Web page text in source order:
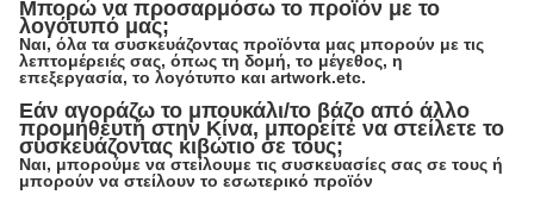
Μπορώ να προσαρμόσω το προϊόν με το
λογότυπό μας;
Ναι, όλα τα συσκευάζοντας προϊόντα μας μπορούν με τις
λεπτομέρειές σας, όπως τη δομή, το μέγεθος, η
επεξεργασία, το λογότυπο και artwork.etc.
Εάν αγοράζω το μπουκάλι/το βάζο από άλλο
προμηθευτή στην Κίνα, μπορείτε να στείλετε το
συσκευάζοντας κιβώτιο σε τους;
Ναι, μπορούμε να στείλουμε τις συσκευασίες σας σε τους ή
μπορούν να στείλουν το εσωτερικό προϊόν